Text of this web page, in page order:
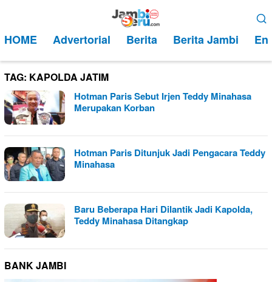
kontenMobile
HOME Advertorial Berita Berita Jambi
TAG: KAPOLDA JATIM
Hotman Paris Sebut Irjen Teddy Minahasa
Merupakan Korban
Hotman Paris Ditunjuk Jadi Pengacara Teddy
Minahasa
Baru Beberapa Hari Dilantik Jadi Kapolda,
Teddy Minahasa Ditangkap
BANK JAMBI